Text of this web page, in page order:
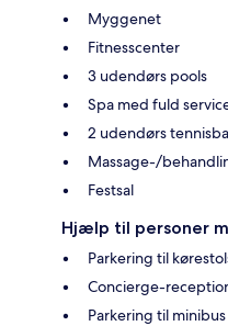
Myggenet
Fitnesscenter
3 udendørs pools
Spa med fuld
2 udendørs
Massage-/
Festsal
Hjælp til personer
Parkering til
Concierge-
Parkering til